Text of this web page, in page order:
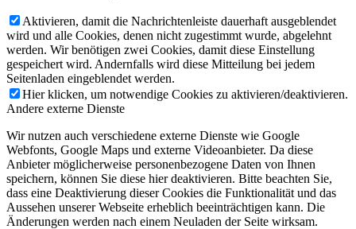
Aktivieren, damit die Nachrichtenleiste dauerhaft ausgeblendet
wird und alle Cookies, denen nicht zugestimmt wurde, abgelehnt
werden. Wir benötigen zwei Cookies, damit diese Einstellung
gespeichert wird. Andernfalls wird diese Mitteilung bei jedem
Seitenladen eingeblendet werden.
Hier klicken, um notwendige Cookies zu aktivieren/deaktivieren.
Andere externe Dienste
Wir nutzen auch verschiedene externe Dienste wie Google
Webfonts, Google Maps und externe Videoanbieter. Da diese
Anbieter möglicherweise personenbezogene Daten von Ihnen
speichern, können Sie diese hier deaktivieren. Bitte beachten Sie,
dass eine Deaktivierung dieser Cookies die Funktionalität und das
Aussehen unserer Webseite erheblich beeinträchtigen kann. Die
Änderungen werden nach einem Neuladen der Seite wirksam.